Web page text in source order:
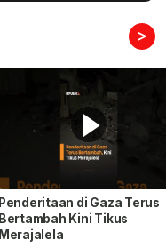
>
Penderitaan di Gaza Terus
Bertambah Kini Tikus
Merajalela